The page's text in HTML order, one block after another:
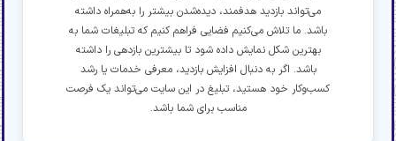
می‌تواند بازدید هدفمند، دیده‌شدن بیشتر را به‌همراه داشته
باشد. ما تلاش می‌کنیم فضایی فراهم کنیم که تبلیغات شما به
بهترین شکل نمایش داده شود تا بیشترین بازدهی را داشته
باشد. اگر به دنبال افزایش بازدید، معرفی خدمات یا رشد
کسب‌وکار خود هستید، تبلیغ در این سایت می‌تواند یک فرصت
مناسب برای شما باشد.